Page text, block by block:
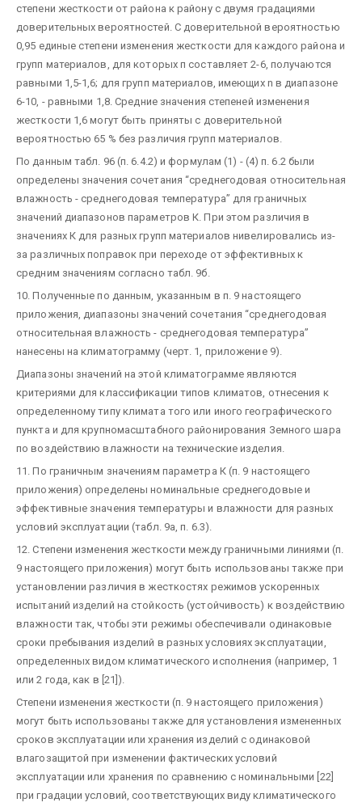
степени жесткости от района к району с двумя градациями
доверительных вероятностей. С доверительной вероятностью
0,95 единые степени изменения жесткости для каждого района и
групп материалов, для которых п составляет 2-6, получаются
равными 1,5-1,6; для групп материалов, имеющих n в диапазоне
6-10, - равными 1,8. Средние значения степеней изменения
жесткости 1,6 могут быть приняты с доверительной
вероятностью 65 % без различия групп материалов.
По данным табл. 96 (п. 6.4.2) и формулам (1) - (4) п. 6.2 были
определены значения сочетания “среднегодовая относительная
влажность - среднегодовая температура” для граничных
значений диапазонов параметров К. При этом различия в
значениях К для разных групп материалов нивелировались из-
за различных поправок при переходе от эффективных к
средним значениям согласно табл. 9б.
10. Полученные по данным, указанным в п. 9 настоящего
приложения, диапазоны значений сочетания “среднегодовая
относительная влажность - среднегодовая температура”
нанесены на климатограмму (черт. 1, приложение 9).
Диапазоны значений на этой климатограмме являются
критериями для классификации типов климатов, отнесения к
определенному типу климата того или иного географического
пункта и для крупномасштабного районирования Земного шара
по воздействию влажности на технические изделия.
11. По граничным значениям параметра К (п. 9 настоящего
приложения) определены номинальные среднегодовые и
эффективные значения температуры и влажности для разных
условий эксплуатации (табл. 9а, п. 6.3).
12. Степени изменения жесткости между граничными линиями (п.
9 настоящего приложения) могут быть использованы также при
установлении различия в жесткостях режимов ускоренных
испытаний изделий на стойкость (устойчивость) к воздействию
влажности так, чтобы эти режимы обеспечивали одинаковые
сроки пребывания изделий в разных условиях эксплуатации,
определенных видом климатического исполнения (например, 1
или 2 года, как в [21]).
Степени изменения жесткости (п. 9 настоящего приложения)
могут быть использованы также для установления измененных
сроков эксплуатации или хранения изделий с одинаковой
влагозащитой при изменении фактических условий
эксплуатации или хранения по сравнению с номинальными [22]
при градации условий, соответствующих виду климатического